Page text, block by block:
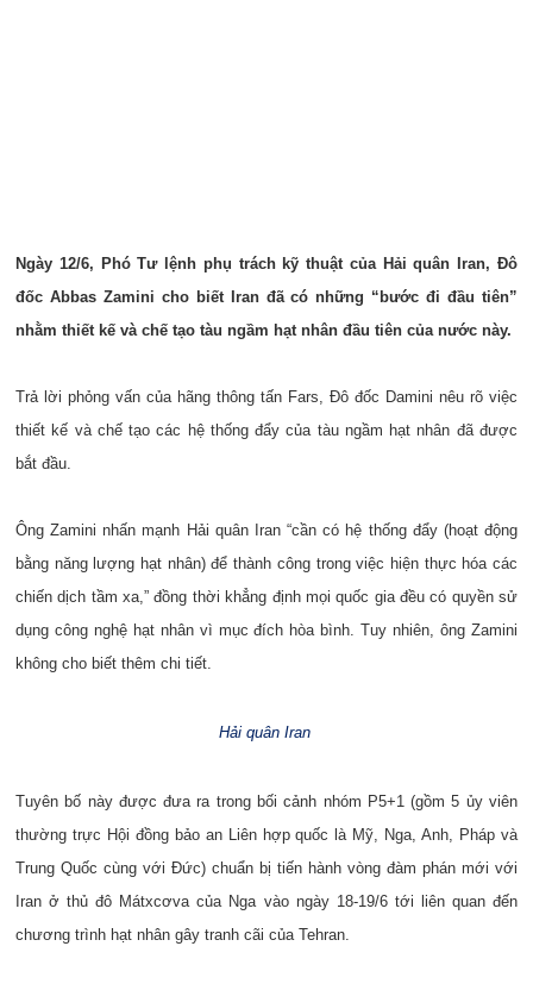
Ngày 12/6, Phó Tư lệnh phụ trách kỹ thuật của Hải quân Iran, Đô
đốc Abbas Zamini cho biết Iran đã có những “bước đi đầu tiên”
nhằm thiết kế và chế tạo tàu ngầm hạt nhân đầu tiên của nước này.
Trả lời phỏng vấn của hãng thông tấn Fars, Đô đốc Damini nêu rõ việc
thiết kế và chế tạo các hệ thống đẩy của tàu ngầm hạt nhân đã được
bắt đầu.
Ông Zamini nhấn mạnh Hải quân Iran “cần có hệ thống đẩy (hoạt động
bằng năng lượng hạt nhân) để thành công trong việc hiện thực hóa các
chiến dịch tầm xa,” đồng thời khẳng định mọi quốc gia đều có quyền sử
dụng công nghệ hạt nhân vì mục đích hòa bình. Tuy nhiên, ông Zamini
không cho biết thêm chi tiết.
Hải quân Iran
Tuyên bố này được đưa ra trong bối cảnh nhóm P5+1 (gồm 5 ủy viên
thường trực Hội đồng bảo an Liên hợp quốc là Mỹ, Nga, Anh, Pháp và
Trung Quốc cùng với Đức) chuẩn bị tiến hành vòng đàm phán mới với
Iran ở thủ đô Mátxcơva của Nga vào ngày 18-19/6 tới liên quan đến
chương trình hạt nhân gây tranh cãi của Tehran.